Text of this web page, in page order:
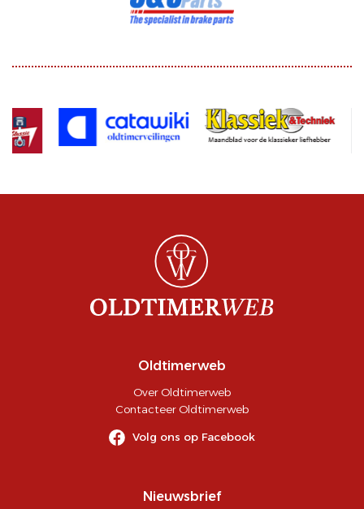
Oldtimerweb
Over Oldtimerweb
Contacteer Oldtimerweb
Volg ons op Facebook
Nieuwsbrief